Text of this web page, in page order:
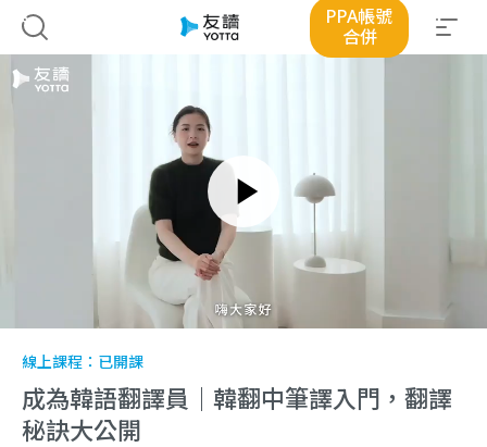
PPA帳號
合併
線上課程： 已開課
成為韓語翻譯員｜韓翻中筆譯入門，翻譯
秘訣大公開